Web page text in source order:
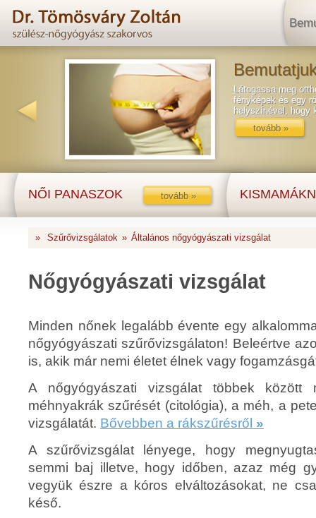
Látogassa meg
fényképek és egy
helyszínével, hogy
tovább »
NŐI PANASZOK tovább »
» Szűrővizsgálatok » Általános nőgyógyászati vizsgálat
Nőgyógyászati vizsgálat
Minden nőnek legalább évente egy
nőgyógyászati szűrővizsgálaton! Beleértve
is, akik már nemi életet élnek vagy
A nőgyógyászati vizsgálat többek között
méhnyakrák szűrését (citológia), a méh, a
vizsgálatát. Bővebben a rákszűrésről »
A szűrővizsgálat lényege, hogy
semmi baj illetve, hogy időben, azaz még
vegyük észre a kóros elváltozásokat, ne
késő.